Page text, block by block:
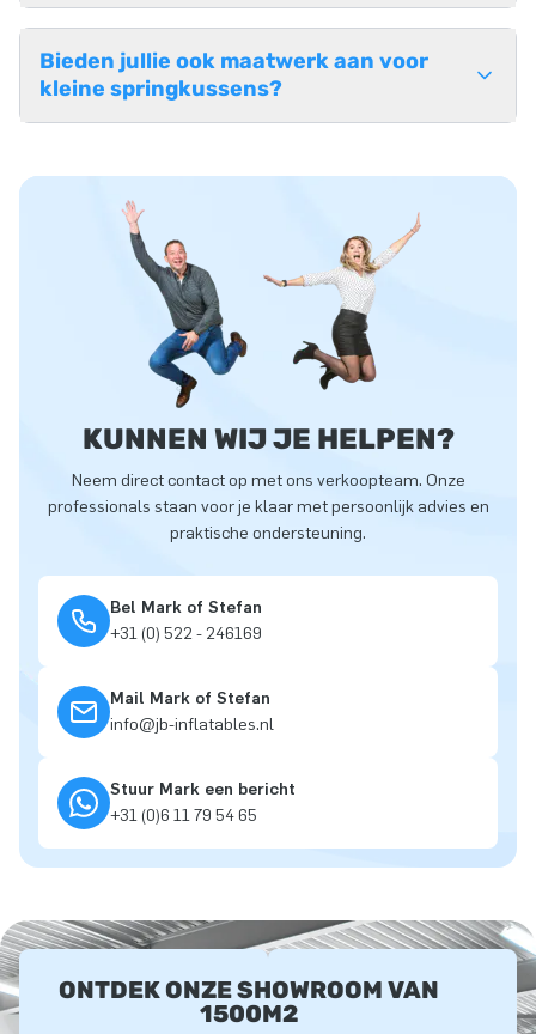
Bieden jullie ook maatwerk aan voor
kleine springkussens?
KUNNEN WIJ JE HELPEN?
Neem direct contact op met ons verkoopteam. Onze
professionals staan voor je klaar met persoonlijk advies en
praktische ondersteuning.
Bel Mark of Stefan
+31 (0) 522 - 246169
Mail Mark of Stefan
info@jb-inflatables.nl
Stuur Mark een bericht
+31 (0)6 11 79 54 65
ONTDEK ONZE SHOWROOM VAN
1500M2